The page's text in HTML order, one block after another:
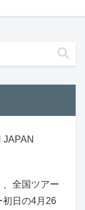
JAPAN
全国ツアー
初日の4月26